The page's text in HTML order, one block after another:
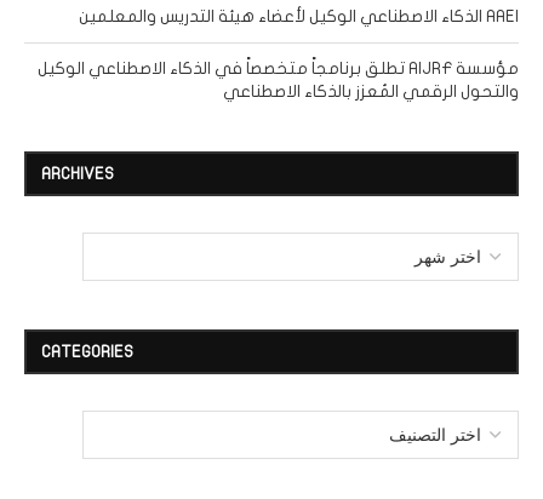
AAEI الذكاء الاصطناعي الوكيل لأعضاء هيئة التدريس والمعلمين
مؤسسة AIJRF تطلق برنامجاً متخصصاً في الذكاء الاصطناعي الوكيل
والتحول الرقمي المُعزز بالذكاء الاصطناعي
ARCHIVES
CATEGORIES